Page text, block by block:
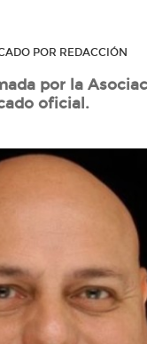
POR REDACCIÓN
por la
oficial.